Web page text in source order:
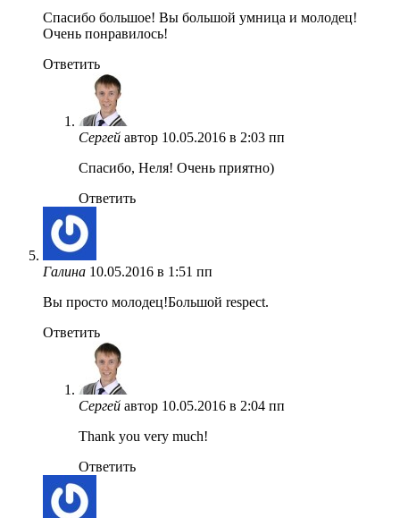
Спасибо большое! Вы большой умница и молодец!
Очень понравилось!
Ответить
Сергей автор 10.05.2016 в 2:03 пп
Спасибо, Неля! Очень приятно)
Ответить
Галина 10.05.2016 в 1:51 пп
Вы просто молодец!Большой respect.
Ответить
Сергей автор 10.05.2016 в 2:04 пп
Thank you very much!
Ответить